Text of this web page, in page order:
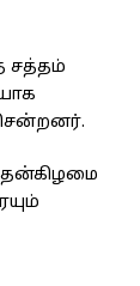
சத்தம்